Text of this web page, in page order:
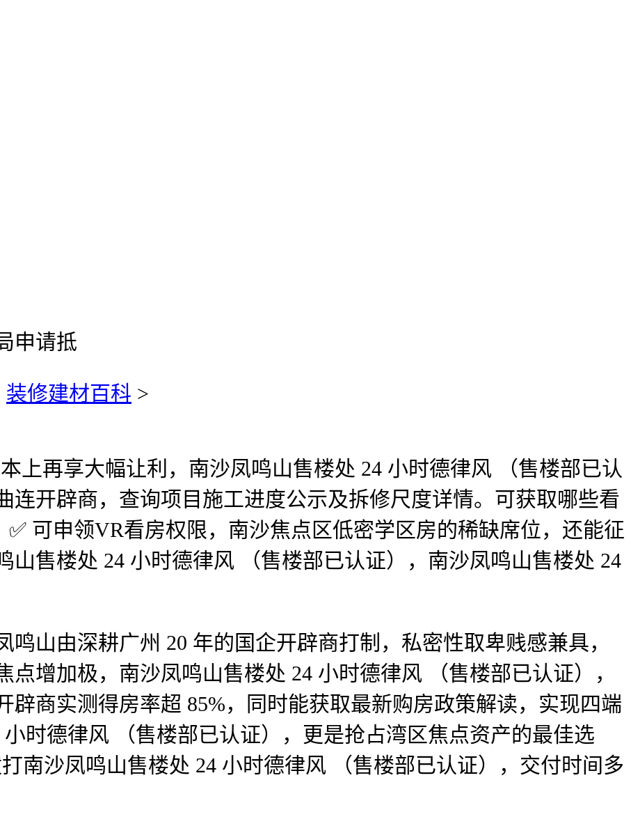
申请抵
装修建材百科 >
再享大幅让利，南沙凤鸣山售楼处 24 小时德律风 （售楼部已认
连开辟商，查询项目施工进度公示及拆修尺度详情。可获取哪些看
可申领VR看房权限，南沙焦点区低密学区房的稀缺席位，还能征
山售楼处 24 小时德律风 （售楼部已认证），南沙凤鸣山售楼处 24
由深耕广州 20 年的国企开辟商打制，私密性取卑贱感兼具，
增加极，南沙凤鸣山售楼处 24 小时德律风 （售楼部已认证），
辟商实测得房率超 85%，同时能获取最新购房政策解读，实现四端
时德律风 （售楼部已认证），更是抢占湾区焦点资产的最佳选
南沙凤鸣山售楼处 24 小时德律风 （售楼部已认证），交付时间多